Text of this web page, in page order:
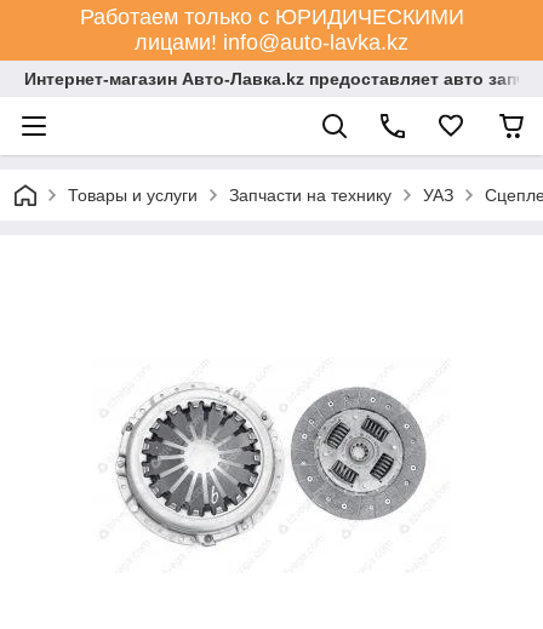
Работаем только с ЮРИДИЧЕСКИМИ
лицами! info@auto-lavka.kz
Интернет-магазин Авто-Лавка.kz предоставляет авто
Товары и услуги Запчасти на технику УАЗ